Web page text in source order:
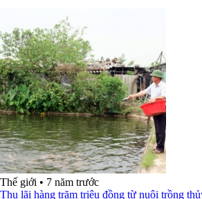
Thế giới • 7 năm trước
Thu lãi hàng trăm triệu đồng từ nuôi trồng